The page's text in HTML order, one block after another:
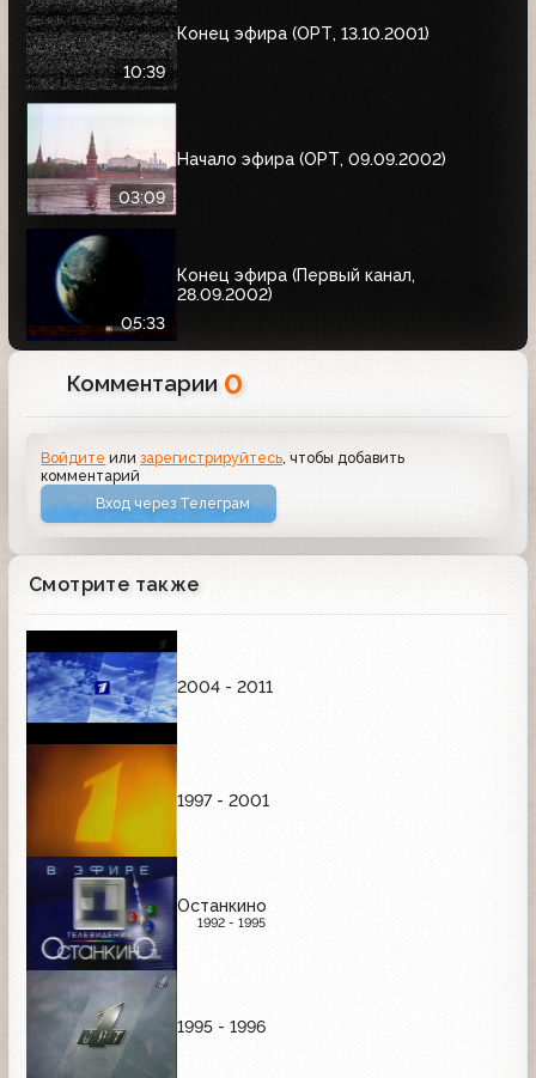
10:39
Конец эфира (ОРТ, 13.10.2001)
03:09
Начало эфира (ОРТ, 09.09.2002)
05:33
Конец эфира (Первый канал,
28.09.2002)
Комментарии 0
Войдите илизарегистрируйтесь , чтобы добавить
комментарий
Вход через Телеграм
Смотрите также
2004 - 2011
1997 - 2001
Останкино
1992 - 1995
1995 - 1996